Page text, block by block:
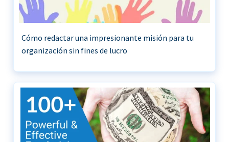
Cómo redactar una impresionante misión para tu
organización sin fines de lucro